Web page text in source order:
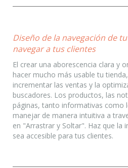
Diseño de la navegación de
navegar a tus clientes
El crear una aborescencia clara y
hacer mucho más usable tu
incrementar las ventas y la
buscadores. Los productos, las
páginas, tanto informativas como
manejar de manera intuitiva a
en "Arrastrar y Soltar". Haz que la
sea accesible para tus clientes.